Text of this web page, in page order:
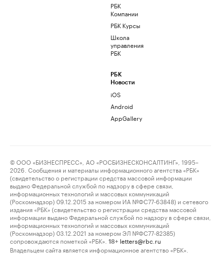
РБК
Компании
РБК Курсы
Школа
управления
РБК
РБК
Новости
iOS
Android
AppGallery
© ООО «БИЗНЕСПРЕСС», АО «РОСБИЗНЕСКОНСАЛТИНГ», 1995–
2026. Сообщения и материалы информационного агентства «РБК»
(свидетельство о регистрации средства массовой информации
выдано Федеральной службой по надзору в сфере связи,
информационных технологий и массовых коммуникаций
(Роскомнадзор) 09.12.2015 за номером ИА №ФС77-63848) и сетевого
издания «РБК» (свидетельство о регистрации средства массовой
информации выдано Федеральной службой по надзору в сфере связи,
информационных технологий и массовых коммуникаций
(Роскомнадзор) 03.12.2021 за номером ЭЛ №ФС77-82385)
сопровождаются пометкой «РБК».
18+ letters@rbc.ru
Владельцем сайта является информационное агентство «РБК».